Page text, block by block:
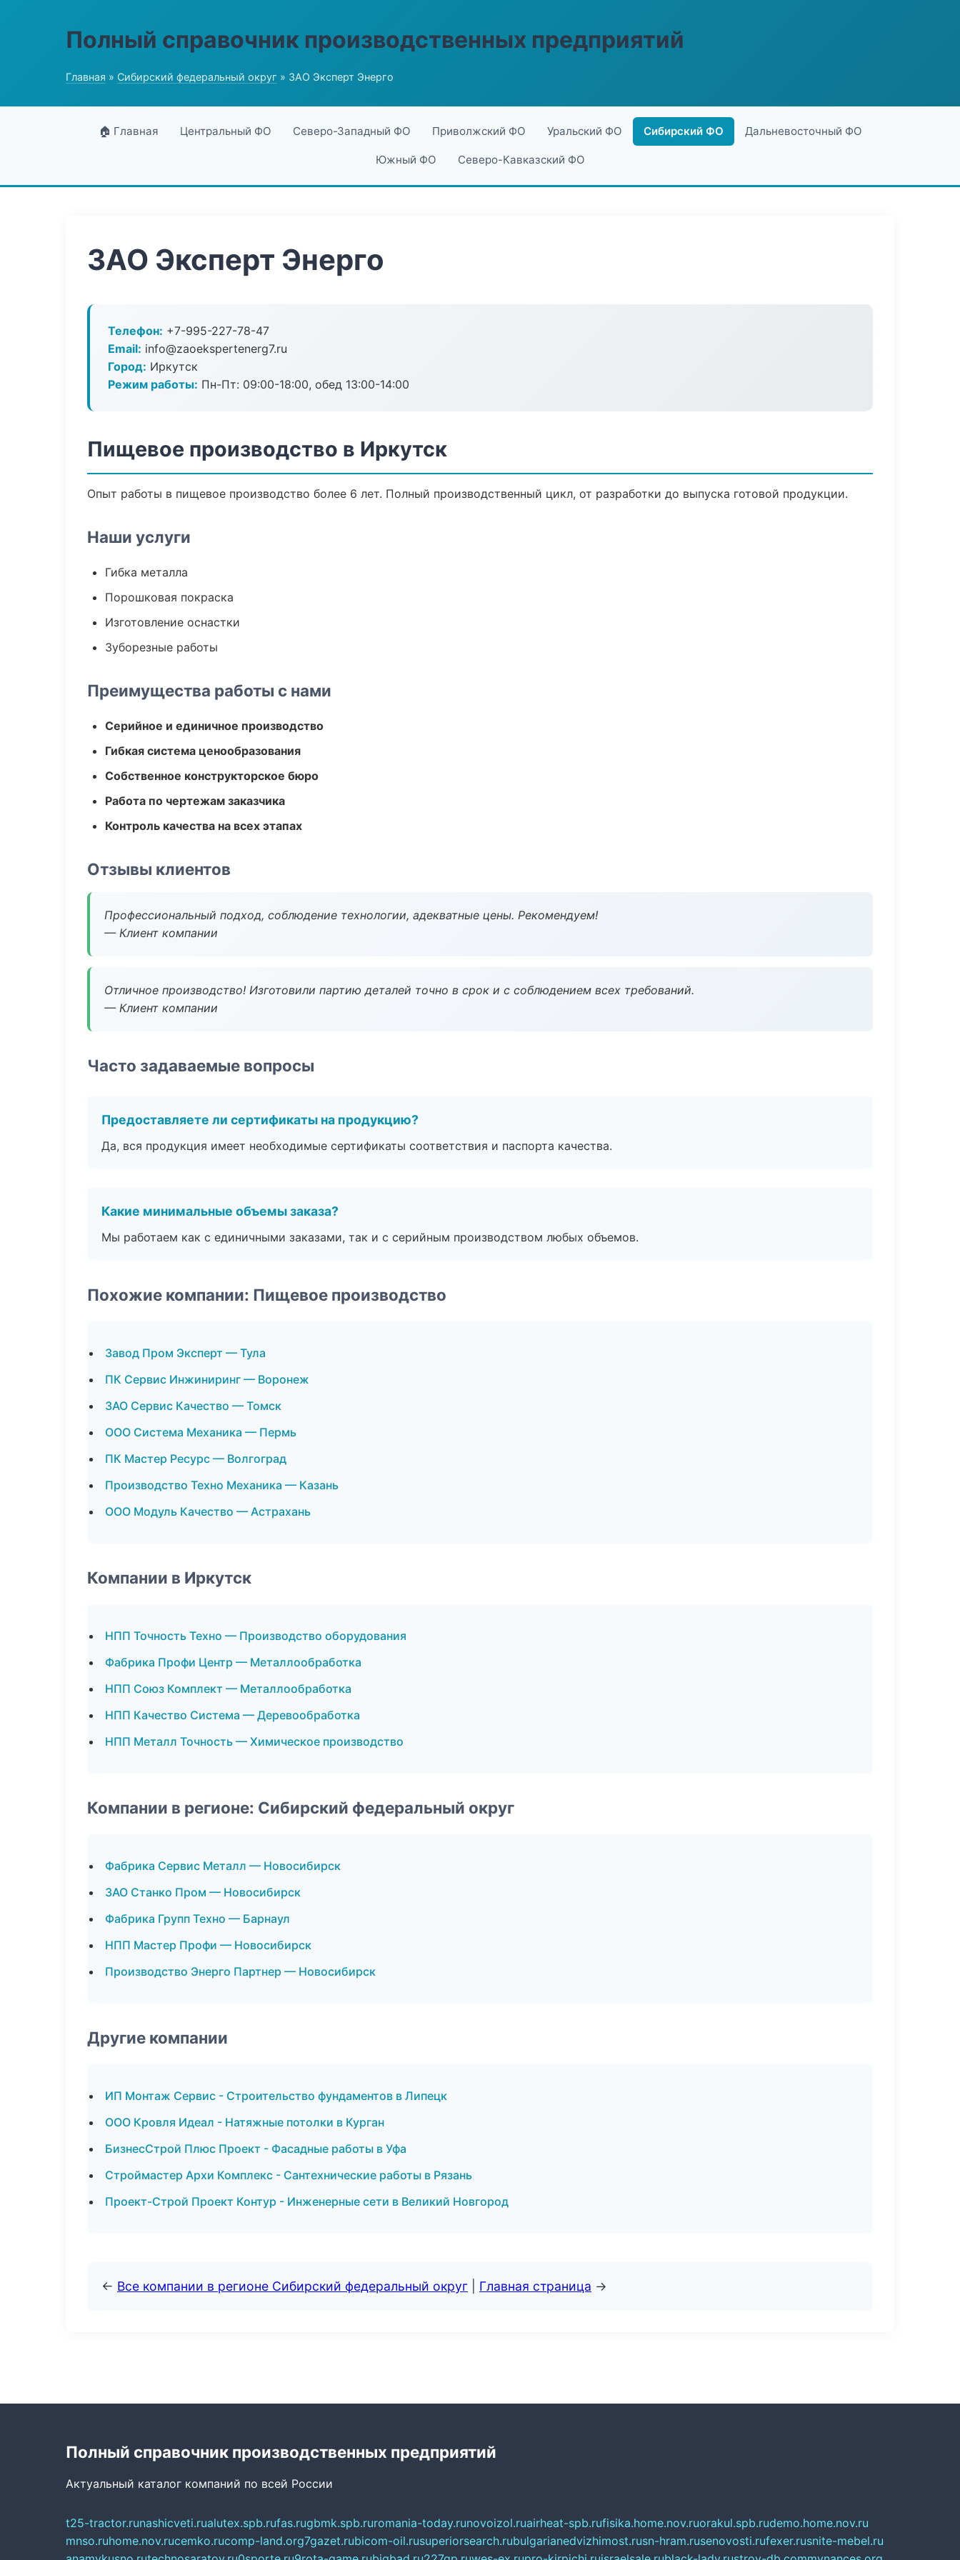
Полный справочник производственных предприятий
Главная » Сибирский федеральный округ » ЗАО Эксперт Энерго
🏠 Главная Центральный ФО Северо-Западный ФО Приволжский ФО Уральский ФО Сибирский ФО Дальневосточный ФО
Южный ФО Северо-Кавказский ФО
ЗАО Эксперт Энерго
Телефон: +7-995-227-78-47
Email: info@zaoekspertenerg7.ru
Город: Иркутск
Режим работы: Пн-Пт: 09:00-18:00, обед 13:00-14:00
Пищевое производство в Иркутск
Опыт работы в пищевое производство более 6 лет. Полный производственный цикл, от разработки до выпуска готовой продукции.
Наши услуги
Гибка металла
Порошковая покраска
Изготовление оснастки
Зуборезные работы
Преимущества работы с нами
Серийное и единичное производство
Гибкая система ценообразования
Собственное конструкторское бюро
Работа по чертежам заказчика
Контроль качества на всех этапах
Отзывы клиентов
Профессиональный подход, соблюдение технологии, адекватные цены. Рекомендуем!
— Клиент компании
Отличное производство! Изготовили партию деталей точно в срок и с соблюдением всех требований.
— Клиент компании
Часто задаваемые вопросы
Предоставляете ли сертификаты на продукцию?
Да, вся продукция имеет необходимые сертификаты соответствия и паспорта качества.
Какие минимальные объемы заказа?
Мы работаем как с единичными заказами, так и с серийным производством любых объемов.
Похожие компании: Пищевое производство
Завод Пром Эксперт — Тула
ПК Сервис Инжиниринг — Воронеж
ЗАО Сервис Качество — Томск
ООО Система Механика — Пермь
ПК Мастер Ресурс — Волгоград
Производство Техно Механика — Казань
ООО Модуль Качество — Астрахань
Компании в Иркутск
НПП Точность Техно — Производство оборудования
Фабрика Профи Центр — Металлообработка
НПП Союз Комплект — Металлообработка
НПП Качество Система — Деревообработка
НПП Металл Точность — Химическое производство
Компании в регионе: Сибирский федеральный округ
Фабрика Сервис Металл — Новосибирск
ЗАО Станко Пром — Новосибирск
Фабрика Групп Техно — Барнаул
НПП Мастер Профи — Новосибирск
Производство Энерго Партнер — Новосибирск
Другие компании
ИП Монтаж Сервис - Строительство фундаментов в Липецк
ООО Кровля Идеал - Натяжные потолки в Курган
БизнесСтрой Плюс Проект - Фасадные работы в Уфа
Строймастер Архи Комплекс - Сантехнические работы в Рязань
Проект-Строй Проект Контур - Инженерные сети в Великий Новгород
← Все компании в регионе Сибирский федеральный округ Главная страница →
Полный справочник производственных предприятий
Актуальный каталог компаний по всей России
t25-tractor.runashicveti.rualutex.spb.rufas.rugbmk.spb.ruromania-today.runovoizol.ruairheat-spb.rufisika.home.nov.ruorakul.spb.rudemo.home.nov.ru
mnso.ruhome.nov.rucemko.rucomp-land.org7gazet.rubicom-oil.rusuperiorsearch.rubulgarianedvizhimost.rusn-hram.rusenovosti.rufexer.rusnite-mebel.ru